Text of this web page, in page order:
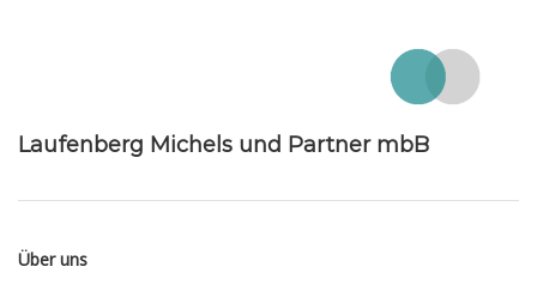
Laufenberg Michels und Partner mbB
Über uns